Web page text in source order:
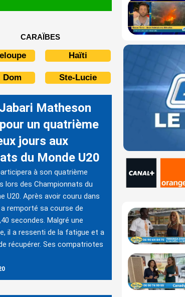
CARAÏBES
Haïti
Dom Ste-Lucie
Matheson
un quatrième
jours aux
du Monde U20
à son quatrième
lors des Championnats du
U20. Après avoir couru dans
remporté sa course de
secondes. Malgré une
il a ressenti de la fatigue et a
récupérer. Ses compatriotes